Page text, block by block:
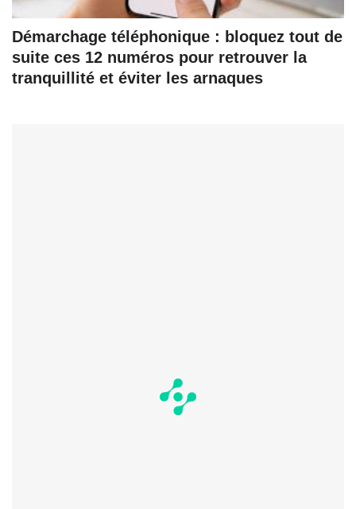
Démarchage téléphonique : bloquez tout de
suite ces 12 numéros pour retrouver la
tranquillité et éviter les arnaques